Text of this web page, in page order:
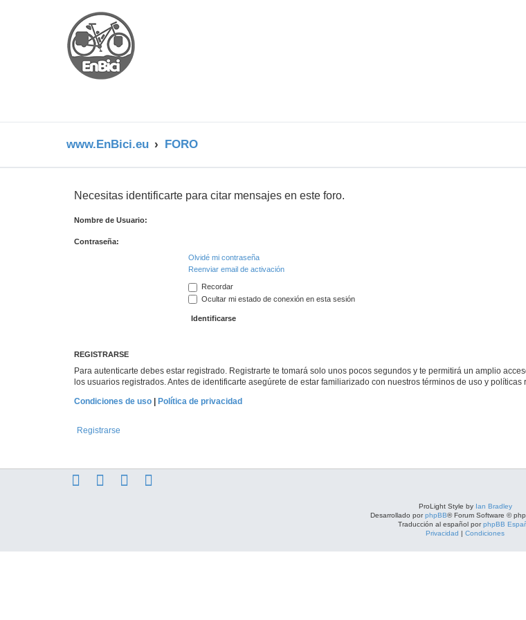
www.EnBici.eu FORO
Necesitas identificarte para citar mensajes en este foro.
Nombre de Usuario:
Contraseña:
Olvidé mi contraseña
Reenviar email de activación
Recordar
Ocultar mi estado de conexión en esta sesión
REGISTRARSE
Para autenticarte debes estar registrado. Registrarte te tomará solo unos pocos segundos y te permitirá un amplio
los usuarios registrados. Antes de identificarte asegúrete de estar familiarizado con nuestros términos de uso y
Condiciones de uso | Política de privacidad
Registrarse
ProLight Style by Ian Bradley
Desarrollado porphpBB® Forum Software ©
Traducción al español porphpBB
Privacidad | Condiciones